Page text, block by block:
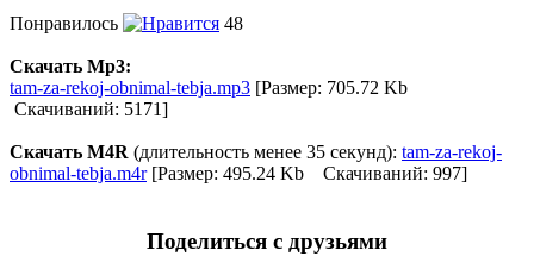
Понравилось 48
Скачать Mp3:
tam-za-rekoj-obnimal-tebja.mp3 [Размер: 705.72 Kb
Скачиваний: 5171]
Скачать M4R (длительность менее 35 секунд): tam-za-rekoj-
obnimal-tebja.m4r[Размер: 495.24 Kb Скачиваний: 997]
Поделиться с друзьями